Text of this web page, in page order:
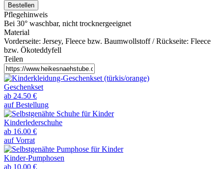
Bestellen
Pflegehinweis
Bei 30° waschbar, nicht trocknergeeignet
Material
Vorderseite: Jersey, Fleece bzw. Baumwollstoff / Rückseite: Fleece
bzw. Ökoteddyfell
Teilen
Geschenkset
ab 24.50 €
auf Bestellung
Kinderlederschuhe
ab 16.00 €
auf Vorrat
Kinder-Pumphosen
ab 10.00 €